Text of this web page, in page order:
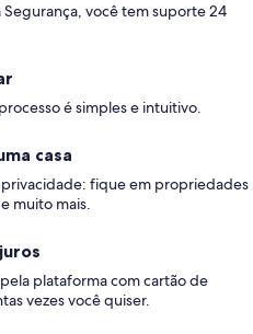
Segurança, você tem suporte 24
é simples e intuitivo.
casa
fique em propriedades
muito mais.
plataforma com cartão de
vezes você quiser.